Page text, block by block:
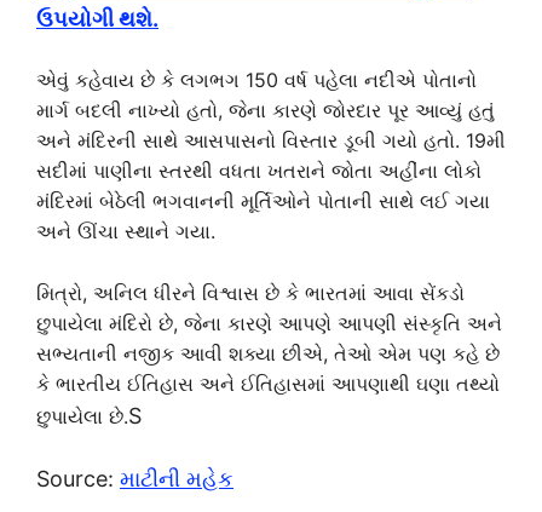
ઉપયોગી થશે.
એવું કહેવાય છે કે લગભગ 150 વર્ષ પહેલા નદીએ પોતાનો
માર્ગ બદલી નાખ્યો હતો, જેના કારણે જોરદાર પૂર આવ્યું હતું
અને મંદિરની સાથે આસપાસનો વિસ્તાર ડૂબી ગયો હતો. 19મી
સદીમાં પાણીના સ્તરથી વધતા ખતરાને જોતા અહીંના લોકો
મંદિરમાં બેઠેલી ભગવાનની મૂર્તિઓને પોતાની સાથે લઈ ગયા
અને ઊંચા સ્થાને ગયા.
મિત્રો, અનિલ ધીરને વિશ્વાસ છે કે ભારતમાં આવા સેંકડો
છુપાયેલા મંદિરો છે, જેના કારણે આપણે આપણી સંસ્કૃતિ અને
સભ્યતાની નજીક આવી શક્યા છીએ, તેઓ એમ પણ કહે છે
કે ભારતીય ઈતિહાસ અને ઈતિહાસમાં આપણાથી ઘણા તથ્યો
છુપાયેલા છે.S
Source: માટીની મહેક